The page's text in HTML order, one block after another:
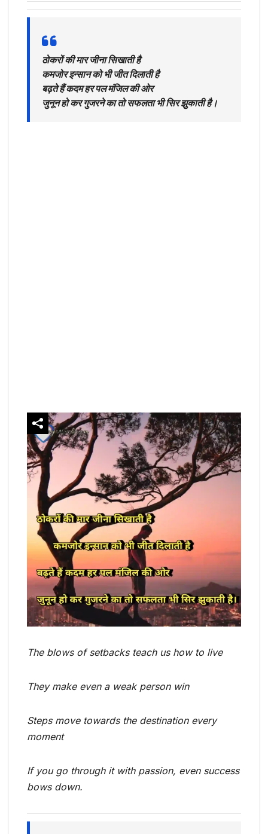
ठोकरों की मार जीना सिखाती है
कमजोर इन्सान को भी जीत दिलाती है
बढ़ते हैं कदम हर पल मंजिल की ओर
जुनून हो कर गुजरने का तो सफलता भी सिर झुकाती है।
The blows of setbacks teach us how to live
They make even a weak person win
Steps move towards the destination every
moment
If you go through it with passion, even success
bows down.